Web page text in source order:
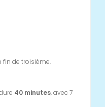
fin de troisième.
40 minutes, avec 7